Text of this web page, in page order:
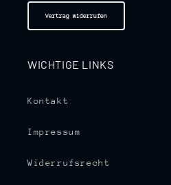
Vertrag widerrufen
WICHTIGE LINKS
Kontakt
Impressum
Widerrufsrecht